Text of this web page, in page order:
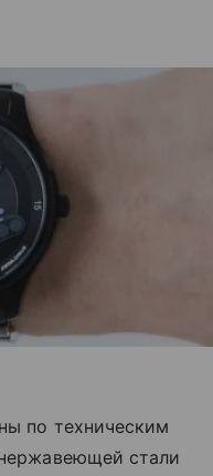
по техническим
стали